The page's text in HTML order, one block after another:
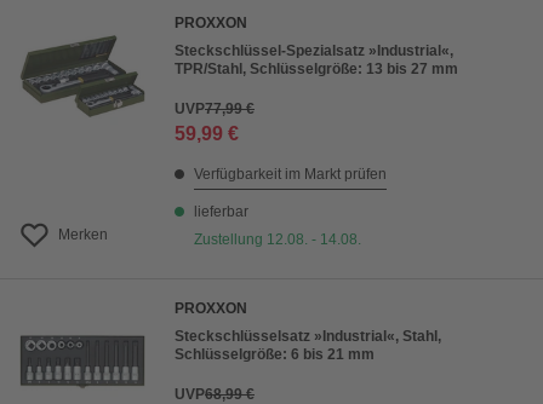
Merken
PROXXON
Steckschlüssel-Spezialsatz »Industrial«,
TPR/Stahl, Schlüsselgröße: 13 bis 27 mm
UVP77,99 €
59,99 €
Verfügbarkeit im Markt prüfen
lieferbar
Zustellung 12.08. - 14.08.
PROXXON
Steckschlüsselsatz »Industrial«, Stahl,
Schlüsselgröße: 6 bis 21 mm
UVP68,99 €